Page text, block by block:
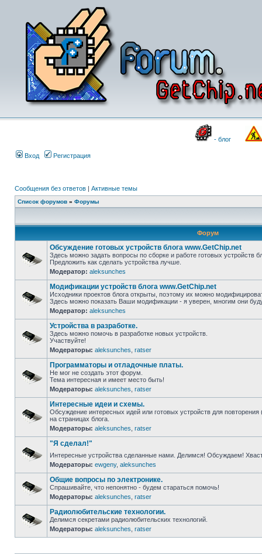
- блог
Вход Регистрация
Сообщения без ответов | Активные темы
Список форумов » Форумы
Форум
Обсуждение готовых устройств блога www.GetChip.net
Здесь можно задать вопросы по сборке и работе готовых устройств
Предложить как сделать устройства лучше.
Модератор: aleksunches
Модификации устройств блога www.GetChip.net
Исходники проектов блога открыты, поэтому их можно
Здесь можно показать Ваши модификации - я уверен, многим они
Модератор: aleksunches
Устройства в разработке.
Здесь можно помочь в разработке новых устройств.
Участвуйте!
Модераторы: aleksunches ratser
Программаторы и отладочные платы.
Не мог не создать этот форум.
Тема интересная и имеет место быть!
Модераторы: aleksunches ratser
Интересные идеи и схемы.
Обсуждение интересных идей или готовых устройств для
на страницах блога.
Модераторы: aleksunches ratser
"Я сделал!"
Интересные устройства сделанные нами. Делимся! Обсуждаем!
Модераторы: ewgeny, aleksunches
Общие вопросы по электронике.
Спрашивайте, что непонятно - будем стараться помочь!
Модераторы: aleksunches ratser
Радиолюбительские технологии.
Делимся секретами радиолюбительских технологий.
Модераторы: aleksunches ratser